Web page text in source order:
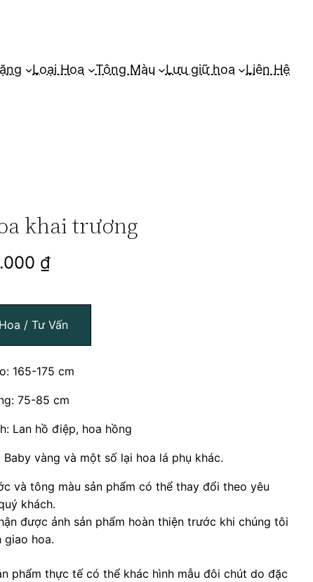
Loại Hoa Tông Màu Lưu giữ hoa Liên Hệ
khai trương
₫
/ Tư Vấn
165-175 cm
75-85 cm
Lan hồ điệp, hoa hồng
Baby vàng và một số lại hoa lá phụ khác.
và tông màu sản phẩm có thể thay đổi theo yêu
khách.
được ảnh sản phẩm hoàn thiện trước khi chúng tôi
giao hoa.
phẩm thực tế có thể khác hình mẫu đôi chút do đặc